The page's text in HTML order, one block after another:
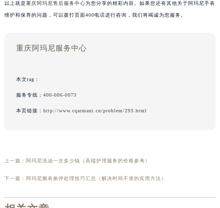
以上就是重庆阿玛尼售后服务中心为您分享的精彩内容。如果您还有其他关于阿玛尼手表
维护和保养的问题，可以拨打页面400电话进行咨询，我们将竭诚为您服务。
重庆阿玛尼服务中心
本文tag：
服务专线： 400-006-0073
本页链接： http://www.cqarmani.cn/problem/293.html
上一篇： 阿玛尼洗油一次多少钱（高端护理服务的价格参考）
下一篇： 阿玛尼腕表偷停处理技巧汇总（解决时间不准的实用方法）